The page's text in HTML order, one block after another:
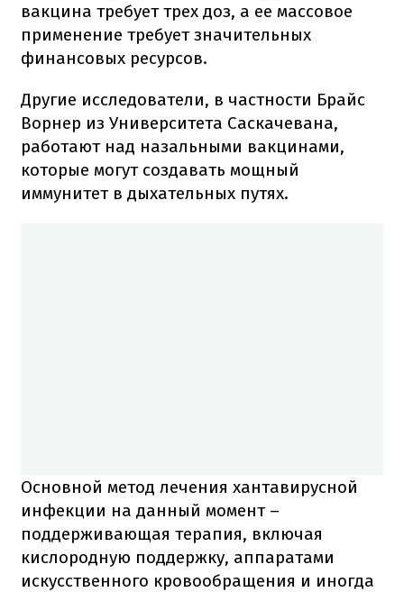
вакцина требует трех доз, а ее массовое
применение требует значительных
финансовых ресурсов.
Другие исследователи, в частности Брайс
Ворнер из Университета Саскачевана,
работают над назальными вакцинами,
которые могут создавать мощный
иммунитет в дыхательных путях.
Основной метод лечения хантавирусной
инфекции на данный момент –
поддерживающая терапия, включая
кислородную поддержку, аппаратами
искусственного кровообращения и иногда